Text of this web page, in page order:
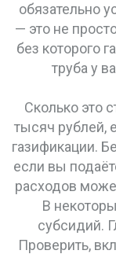
обязательно
— это не
без которого
труба у
Сколько это
тысяч рублей,
газификации.
если вы
расходов
В
субсидий.
Проверить,